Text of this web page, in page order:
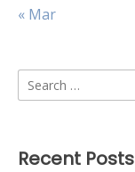
« Mar
Search
for:
Recent Posts